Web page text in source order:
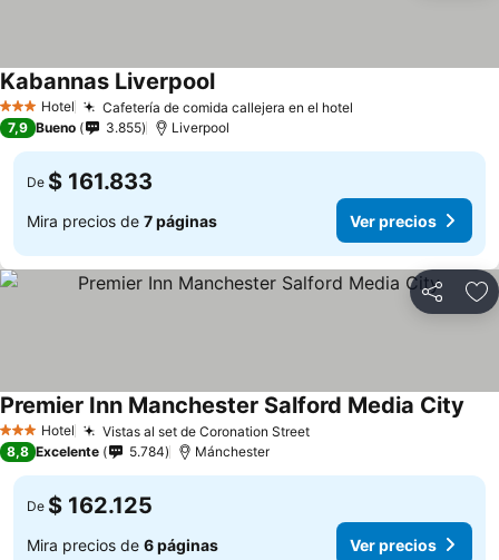
3 Estrellas
Hotel Cafetería de comida callejera en el hotel
Kabannas Liverpool
7,9 Bueno 3.855 Liverpool
De $ 161.833
Mira precios de 7 páginas Ver precios
Compartir
3 Estrellas
Hotel Vistas al set de Coronation Street
Premier Inn Manchester Salford Media City
8,8 Excelente 5.784 Mánchester
De $ 162.125
Mira precios de 6 páginas Ver precios